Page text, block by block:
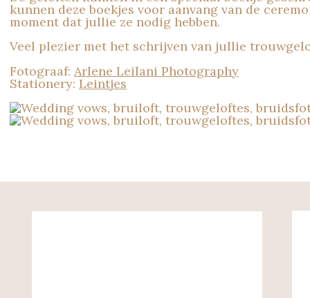
kunnen deze boekjes voor aanvang van de
moment dat jullie ze nodig hebben.
Veel plezier met het schrijven van jullie
Fotograaf: Arlene Leilani Photography
Stationery: Leintjes